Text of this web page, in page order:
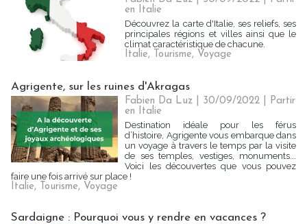
en Italie
Découvrez la carte d'Italie, ses reliefs, ses
principales régions et villes ainsi que le
climat caractéristique de chacune.
Italie, Tourisme, Voyage
Agrigente, sur les ruines d'Akragas
Fabien Da Luz | 30/09/2022
Partir
en Italie
Destination idéale pour les férus
d’histoire, Agrigente vous embarque dans
un voyage à travers le temps par la visite
de ses temples, vestiges, monuments...
Voici les découvertes que vous pouvez
faire une fois arrivé sur place !
Italie, Tourisme, Voyage
Sardaigne : Pourquoi vous y rendre en vacances ?